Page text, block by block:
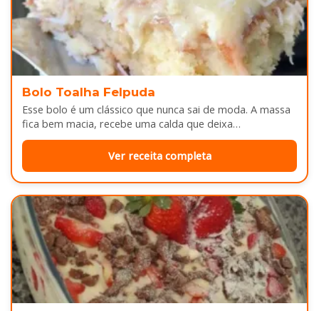
Bolo Toalha Felpuda
Esse bolo é um clássico que nunca sai de moda. A massa
fica bem macia, recebe uma calda que deixa…
Ver receita completa